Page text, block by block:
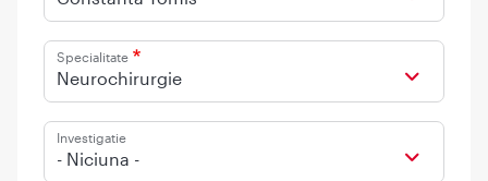
Specialitate
Neurochirurgie
Investigatie
- Niciuna -